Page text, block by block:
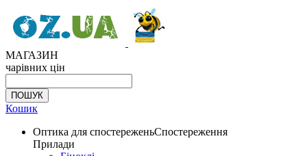
МАГАЗИН
чарівних цін
Кошик
Оптика для спостереженьСпостереження
Прилади